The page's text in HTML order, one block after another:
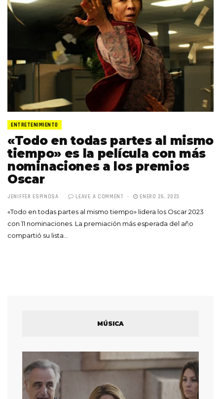
ENTRETENIMIENTO
«Todo en todas partes al mismo
tiempo» es la película con más
nominaciones a los premios
Oscar
JENIFFER ESPINOSA LEAVE A COMMENT ENERO 26, 2023
«Todo en todas partes al mismo tiempo» lidera los Oscar 2023
con 11 nominaciones. La premiación más esperada del año
compartió su lista…
MÚSICA